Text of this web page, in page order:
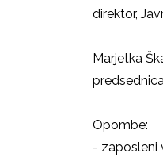
direktor,
Marjetka
Opombe:
- zaposleni